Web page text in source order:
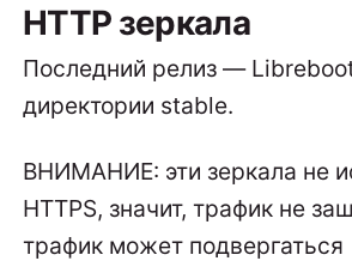
HTTP зеркала
Последний релиз —
директории stable.
ВНИМАНИЕ: эти зеркала не
HTTPS, значит, трафик не
трафик может подвергаться